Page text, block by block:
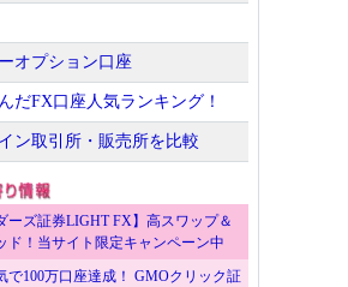
オプション口座
だFX口座人気ランキング！
ン取引所・販売所を比較
ーズ証券LIGHT FX】高スワップ＆
ド！当サイト限定キャンペーン中
で100万口座達成！ GMOクリック証